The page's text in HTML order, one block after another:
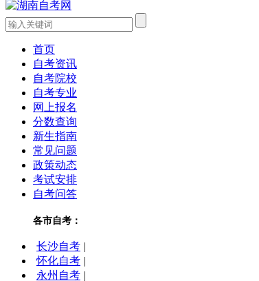
首页
自考资讯
自考院校
自考专业
网上报名
分数查询
新生指南
常见问题
政策动态
考试安排
自考问答
各市自考：
长沙自考 |
怀化自考 |
永州自考 |